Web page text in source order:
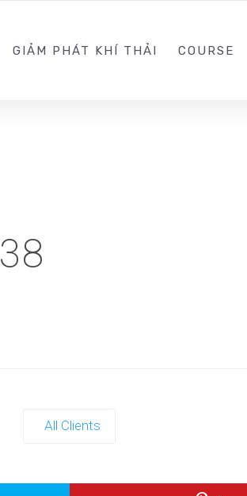
GIẢM PHÁT KHÍ THẢI COURSE
38
All Clients